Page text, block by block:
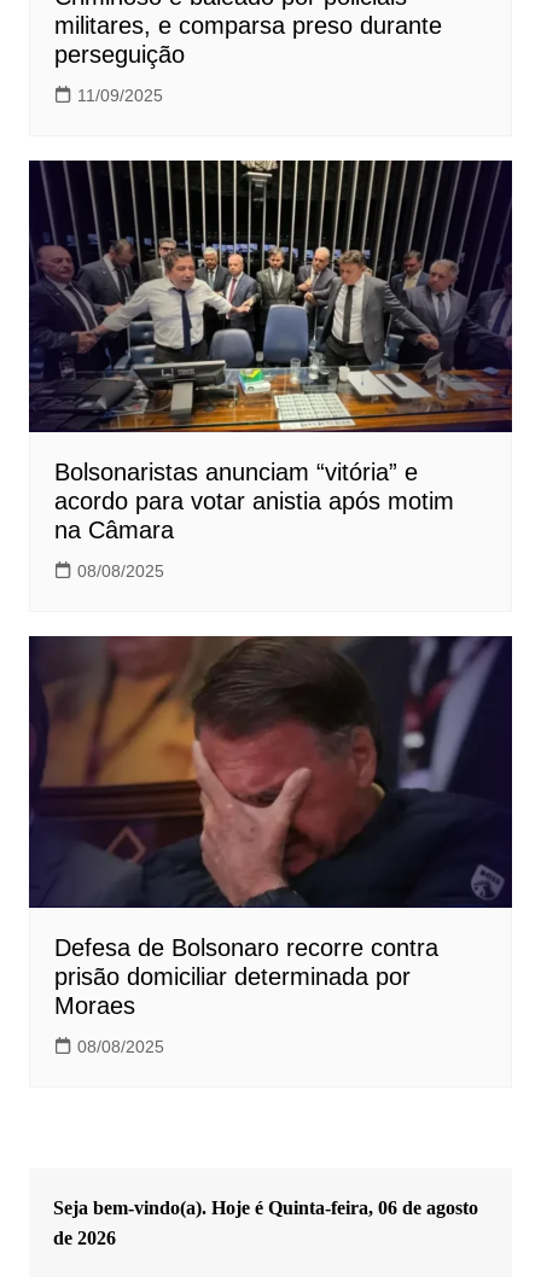
militares, e comparsa preso durante
perseguição
11/09/2025
Bolsonaristas anunciam “vitória” e
acordo para votar anistia após motim
na Câmara
08/08/2025
Defesa de Bolsonaro recorre contra
prisão domiciliar determinada por
Moraes
08/08/2025
Seja bem-vindo(a). Hoje é Quinta-feira, 06 de agosto
de 2026